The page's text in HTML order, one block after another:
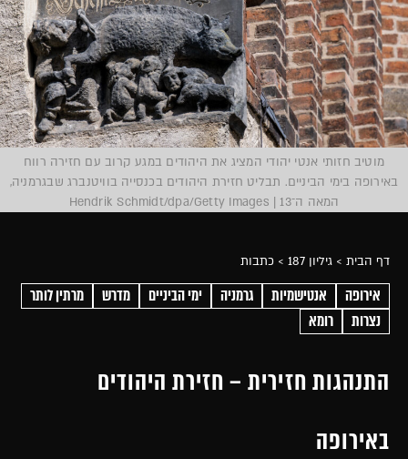
דף הבית > גיליון 187 > כתבות
אירופה אנטישמיות גרמניה ימי הביניים מדרש
מרתין לותר
נצרות
רומא
התנהגות חזירית – חזירת היהודים
באירופה
מוטיב חזותי אנטי יהודי המציג את היהודים במגע קרוב עם חזירה רווח
באירופה בימי הביניים. תבליט חזירת היהודים בכנסייה בוויטנברג שבגרמניה,
המאה ה־13 | Hendrik Schmidt/dpa/Getty Images